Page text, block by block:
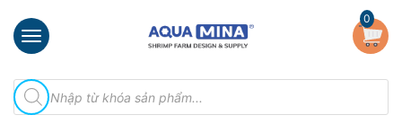
×
chủ
0
Tìm
kiếm
sản